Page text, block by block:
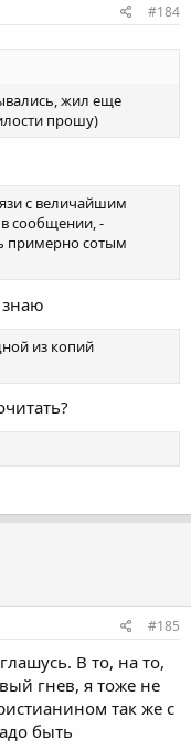
#184
жил еще
прошу)
с величайшим
сообщении, -
примерно сотым
из копий
#185
В то, на то,
гнев, я тоже не
так же с
быть